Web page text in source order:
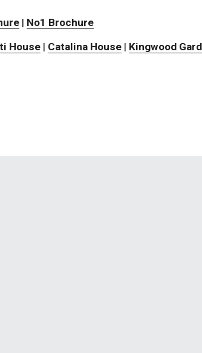
| No1 Brochure
House | Catalina House | Kingwood